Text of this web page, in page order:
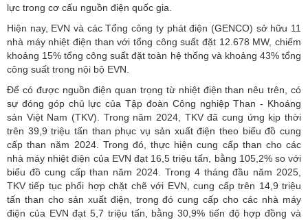
lực trong cơ cấu nguồn điện quốc gia.
Hiện nay, EVN và các Tổng công ty phát điện (GENCO) sở hữu 11
nhà máy nhiệt điện than với tổng công suất đặt 12.678 MW, chiếm
khoảng 15% tổng công suất đặt toàn hệ thống và khoảng 43% tổng
công suất trong nội bộ EVN.
Để có được nguồn điện quan trọng từ nhiệt điện than nêu trên, có
sự đóng góp chủ lực của Tập đoàn Công nghiệp Than - Khoáng
sản Việt Nam (TKV). Trong năm 2024, TKV đã cung ứng kịp thời
trên 39,9 triệu tấn than phục vụ sản xuất điện theo biểu đồ cung
cấp than năm 2024. Trong đó, thực hiện cung cấp than cho các
nhà máy nhiệt điện của EVN đạt 16,5 triệu tấn, bằng 105,2% so với
biểu đồ cung cấp than năm 2024. Trong 4 tháng đầu năm 2025,
TKV tiếp tục phối hợp chặt chẽ với EVN, cung cấp trên 14,9 triệu
tấn than cho sản xuất điện, trong đó cung cấp cho các nhà máy
điện của EVN đạt 5,7 triệu tấn, bằng 30,9% tiến độ hợp đồng và